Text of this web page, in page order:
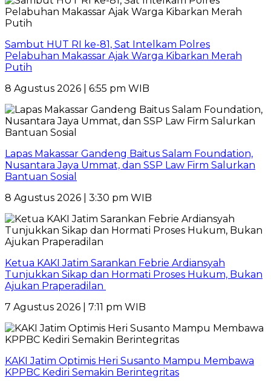
Sambut HUT RI ke-81, Sat Intelkam Polres
Pelabuhan Makassar Ajak Warga Kibarkan Merah
Putih
8 Agustus 2026 | 6:55 pm WIB
Lapas Makassar Gandeng Baitus Salam Foundation,
Nusantara Jaya Ummat, dan SSP Law Firm Salurkan
Bantuan Sosial
8 Agustus 2026 | 3:30 pm WIB
Ketua KAKI Jatim Sarankan Febrie Ardiansyah
Tunjukkan Sikap dan Hormati Proses Hukum, Bukan
Ajukan Praperadilan
7 Agustus 2026 | 7:11 pm WIB
KAKI Jatim Optimis Heri Susanto Mampu Membawa
KPPBC Kediri Semakin Berintegritas